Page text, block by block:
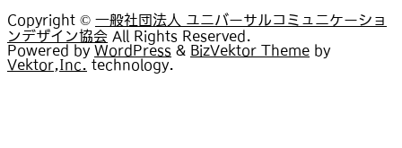
Copyright © 一般社団法人 ユニバーサルコミュニケーショ
ンデザイン協会 All Rights Reserved.
Powered by WordPress & BizVektor Theme by
Vektor,Inc. technology.